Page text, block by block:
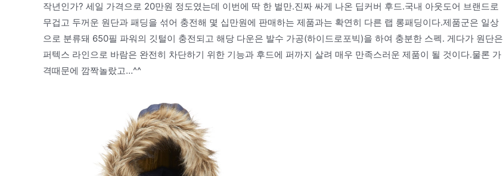
작년인가? 세일 가격으로 20만원 정도였는데 이번에 딱 한 벌만.진짜 싸게 나온 딥커버 후드.국내 아웃도어 브랜드로
무겁고 두꺼운 원단과 패딩을 섞어 충전해 몇 십만원에 판매하는 제품과는 확연히 다른 랩 롱패딩이다.제품군은 일상
으로 분류돼 650필 파워의 깃털이 충전되고 해당 다운은 발수 가공(하이드로포빅)을 하여 충분한 스펙. 게다가 원단은
퍼텍스 라인으로 바람은 완전히 차단하기 위한 기능과 후드에 퍼까지 살려 매우 만족스러운 제품이 될 것이다.물론 가
격때문에 깜짝놀랐고…^^